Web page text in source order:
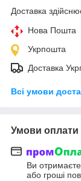
Доставка
Нова Пошта
Укрпошта
Доставка
Всі умови
Умови оплати
Ви
або гроші